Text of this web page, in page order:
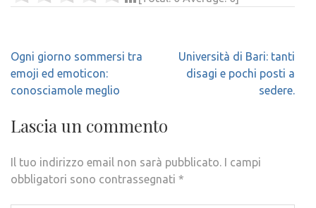
Navigazione
articoli
Ogni giorno sommersi tra
emoji ed emoticon:
conosciamole meglio
Università di Bari: tanti
disagi e pochi posti a
sedere.
Lascia un commento
Il tuo indirizzo email non sarà pubblicato. I campi
obbligatori sono contrassegnati *